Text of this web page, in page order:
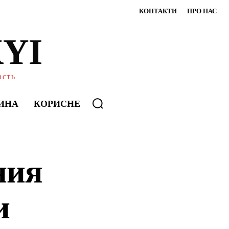
КОНТАКТИ ПРО НАС
КОРИСНЕ